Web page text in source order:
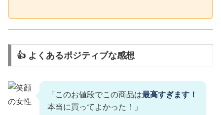
👍 よくあるポジティブな感想
「このお値段でこの商品は最高すぎます！
本当に買ってよかった！」